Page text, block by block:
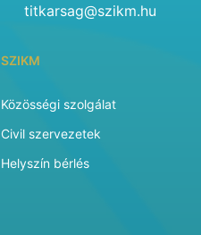
titkarsag@szikm.hu
SZIKM
Közösségi szolgálat
Civil szervezetek
Helyszín bérlés